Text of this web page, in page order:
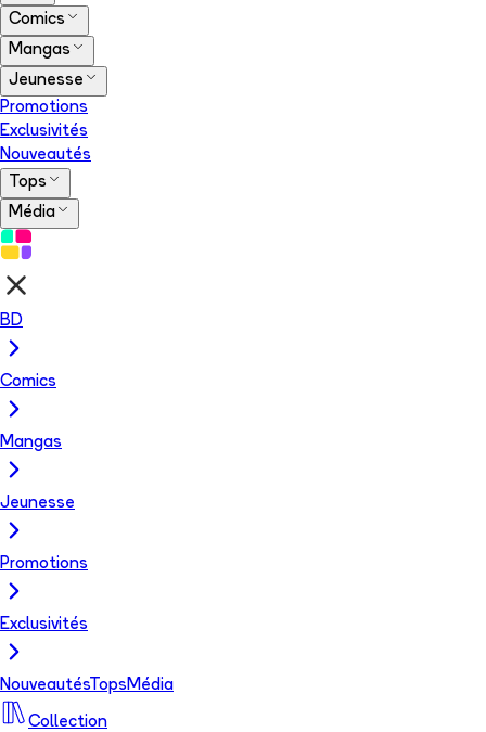
Comics
Mangas
Jeunesse
Promotions
Exclusivités
Nouveautés
Tops
Média
BD
Comics
Mangas
Jeunesse
Promotions
Exclusivités
NouveautésTops Média
Collection